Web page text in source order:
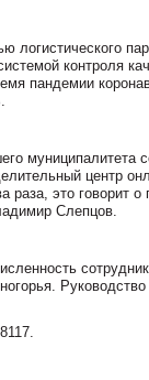
логистического
контроля
пандемии
муниципалитета
центр
это говорит
Слепцов.
Руководство